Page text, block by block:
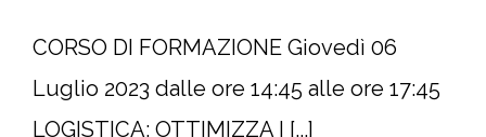
CORSO DI FORMAZIONE Giovedì 06
Luglio 2023 dalle ore 14:45 alle ore 17:45
LOGISTICA: OTTIMIZZA I [...]